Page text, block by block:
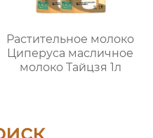
Растительное молоко
Циперуса масличное
молоко Тайцзя 1л